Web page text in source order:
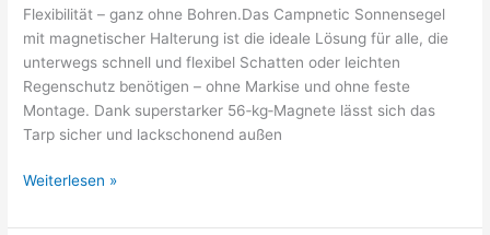
Flexibilität – ganz ohne Bohren.Das Campnetic Sonnensegel
mit magnetischer Halterung ist die ideale Lösung für alle, die
unterwegs schnell und flexibel Schatten oder leichten
Regenschutz benötigen – ohne Markise und ohne feste
Montage. Dank superstarker 56‑kg‑Magnete lässt sich das
Tarp sicher und lackschonend außen
Weiterlesen »